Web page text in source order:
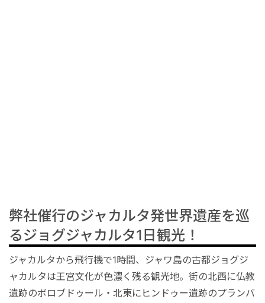
弊社催行のジャカルタ発世界遺産を巡
るジョグジャカルタ1日観光！
ジャカルタから飛行機で1時間、ジャワ島の古都ジョグジ
ャカルタは王宮文化が色濃く残る観光地。街の北西に仏教
遺跡のボロブドゥール・北東にヒンドゥー遺跡のプランバ